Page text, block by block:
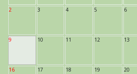
2 3 4 5 6
9 10 11 12 13
16 17 18 19 20